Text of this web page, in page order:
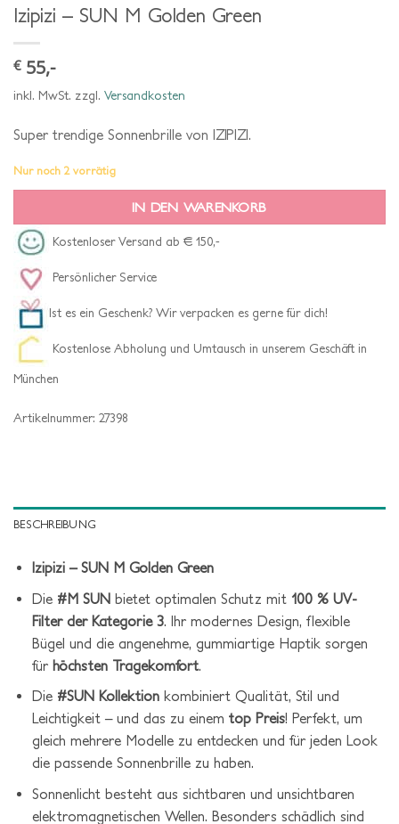
Izipizi – SUN M Golden Green
€ 55,-
inkl. MwSt. zzgl. Versandkosten
Super trendige Sonnenbrille von IZIPIZI.
Nur noch 2 vorrätig
IN DEN WARENKORB
Kostenloser Versand ab € 150,-
Persönlicher Service
Ist es ein Geschenk? Wir verpacken es gerne für dich!
Kostenlose Abholung und Umtausch in unserem Geschäft in
München
Artikelnummer: 27398
BESCHREIBUNG
Izipizi – SUN M Golden Green
Die #M SUN bietet optimalen Schutz mit 100 % UV-
Filter der Kategorie 3. Ihr modernes Design, flexible
Bügel und die angenehme, gummiartige Haptik sorgen
für höchsten Tragekomfort.
Die #SUN Kollektionkombiniert Qualität, Stil und
Leichtigkeit – und das zu einem top Preis! Perfekt, um
gleich mehrere Modelle zu entdecken und für jeden Look
die passende Sonnenbrille zu haben.
Sonnenlicht besteht aus sichtbaren und unsichtbaren
elektromagnetischen Wellen. Besonders schädlich sind